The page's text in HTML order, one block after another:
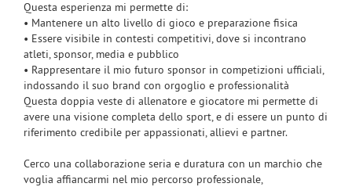
Questa esperienza mi permette di:
• Mantenere un alto livello di gioco e preparazione fisica
• Essere visibile in contesti competitivi, dove si incontrano
atleti, sponsor, media e pubblico
• Rappresentare il mio futuro sponsor in competizioni ufficiali,
indossando il suo brand con orgoglio e professionalità
Questa doppia veste di allenatore e giocatore mi permette di
avere una visione completa dello sport, e di essere un punto di
riferimento credibile per appassionati, allievi e partner.
Cerco una collaborazione seria e duratura con un marchio che
voglia affiancarmi nel mio percorso professionale,